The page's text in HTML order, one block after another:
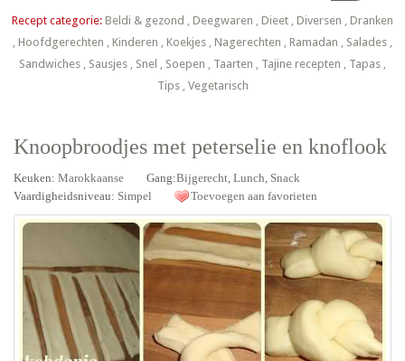
Recept categorie: Beldi & gezond , Deegwaren , Dieet , Diversen , Dranken
, Hoofdgerechten , Kinderen , Koekjes , Nagerechten , Ramadan , Salades ,
Sandwiches , Sausjes , Snel , Soepen , Taarten , Tajine recepten , Tapas ,
Tips, Vegetarisch
Knoopbroodjes met peterselie en knoflook
Keuken:Marokkaanse Gang:Bijgerecht,Lunch, Snack
Vaardigheidsniveau: Simpel Toevoegen aan favorieten